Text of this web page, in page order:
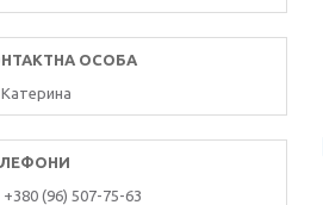
Катерина
+380 (96) 507-75-63